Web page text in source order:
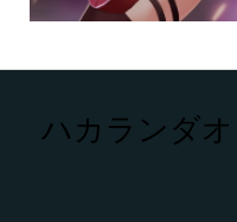
ハカランダ